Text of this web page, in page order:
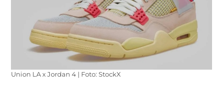
Union LA x Jordan 4 | Foto: StockX